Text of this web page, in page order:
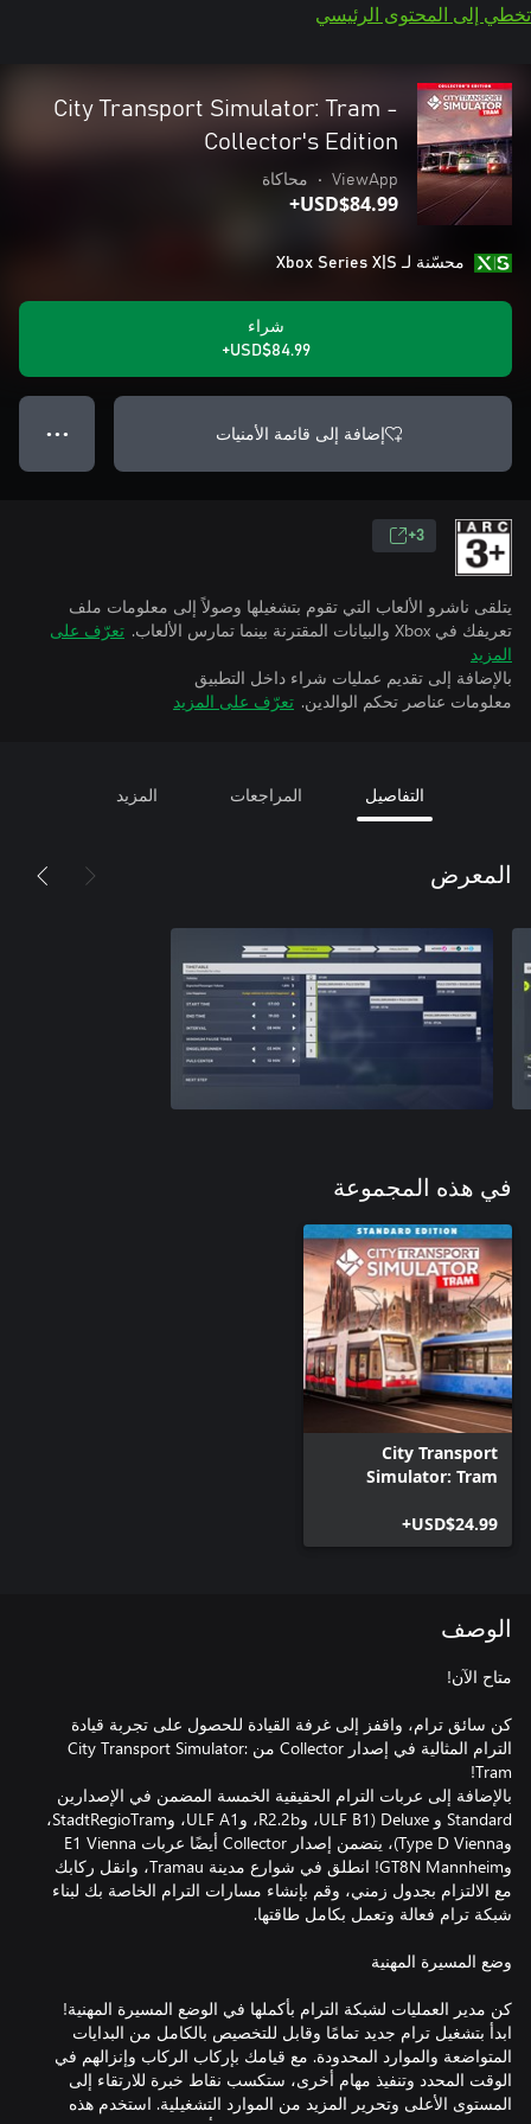
تخطي إلى المحتوى الرئيسي
City Transport Simulator: Tram -
Collector's Edition
ViewApp
• محاكاة
USD$84.99+
محسّنة لـ Xbox Series X|S
شراء
USD$84.99+
إضافة إلى قائمة الأمنيات ● ● ●
3+
يتلقى ناشرو الألعاب التي تقوم بتشغيلها وصولاً إلى معلومات ملف
تعريفك في Xbox والبيانات المقترنة بينما تمارس الألعاب.
تعرّف على
المزيد
بالإضافة إلى تقديم عمليات شراء داخل التطبيق
معلومات عناصر تحكم الوالدين. تعرّف على المزيد
التفاصيل المراجعات المزيد
المعرض
في هذه المجموعة
City Transport
Simulator: Tram
USD$24.99+
الوصف
كن سائق ترام، واقفز إلى غرفة القيادة للحصول على تجربة قيادة
الترام المثالية في إصدار Collector من City Transport Simulator:
بالإضافة إلى عربات الترام الحقيقية الخمسة المضمن في الإصدارين
Standard و Deluxe (ULF B1، وR2.2b، وULF A1، وStadtRegioTram،
وType D Vienna)، يتضمن إصدار Collector أيضًا عربات E1 Vienna
وGT8N Mannheim! انطلق في شوارع مدينة Tramau، وانقل ركابك
مع الالتزام بجدول زمني، وقم بإنشاء مسارات الترام الخاصة بك لبناء
كن مدير العمليات لشبكة الترام بأكملها في الوضع المسيرة المهنية!
ابدأ بتشغيل ترام جديد تمامًا وقابل للتخصيص بالكامل من البدايات
المتواضعة والموارد المحدودة. مع قيامك بإركاب الركاب وإنزالهم في
الوقت المحدد وتنفيذ مهام أخرى، ستكسب نقاط خبرة للارتقاء إلى
المستوى الأعلى وتحرير المزيد من الموارد التشغيلية. استخدم هذه